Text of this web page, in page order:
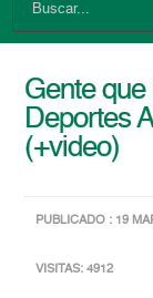
Gente
Deportes
(+video)
PUBLICADO : 19
VISITAS: 4912